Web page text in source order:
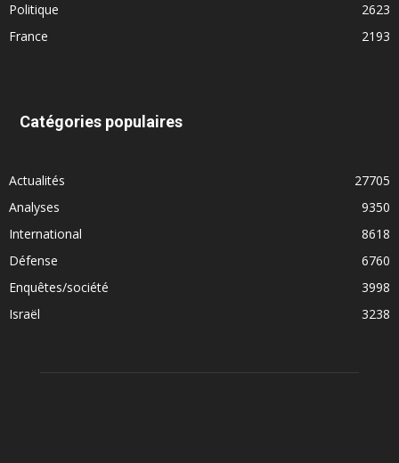
Politique
2623
France
2193
Catégories populaires
Actualités
27705
Analyses
9350
International
8618
Défense
6760
Enquêtes/société
3998
Israël
3238